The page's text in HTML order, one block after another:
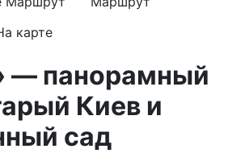
карте
— панорамный
Киев и
сад